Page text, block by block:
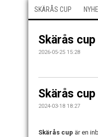
SKÄRÅS CUP
Skärås
2026-05-25 15:28
Skärås
2024-03-18 18:27
Skärås cup är en